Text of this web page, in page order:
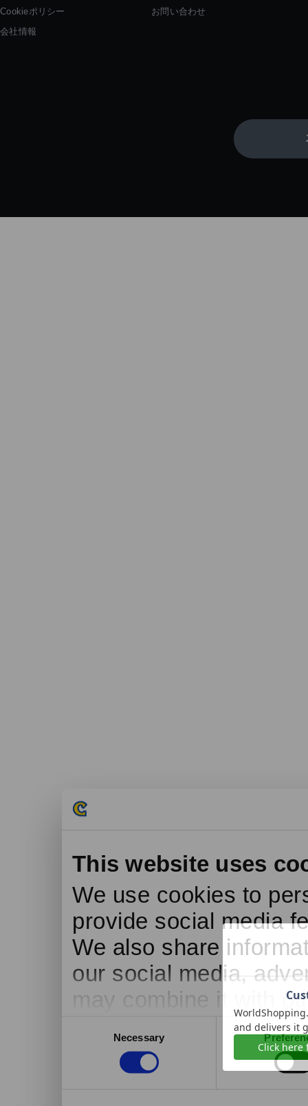
This website uses
We use cookies to
provide social media
We also share
our social media,
may combine it with
to them or that
services.
Necessary
Cookieポリシー
会社情報
お問い合わせ